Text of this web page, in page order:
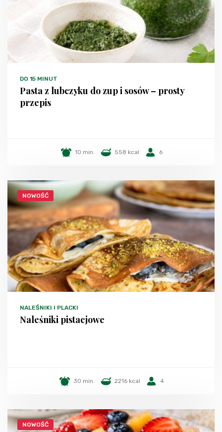
DO 15 MINUT
Pasta z lubczyku do zup i sosów – prosty
przepis
10 min. 558 kcal 6
NOWOŚĆ
NALEŚNIKI I PLACKI
Naleśniki pistacjowe
30 min. 2216 kcal 4
NOWOŚĆ